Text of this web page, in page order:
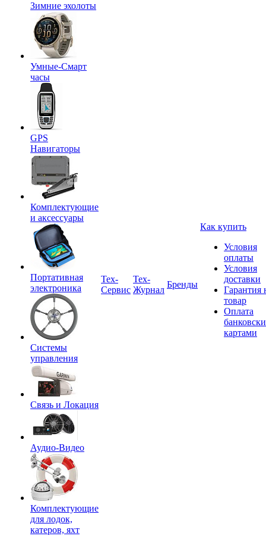
Зимние эхолоты
Умные-Смарт
часы
GPS
Навигаторы
Комплектующие
и аксессуары
Портативная
электроника
Системы
управления
Связь и Локация
Аудио-Видео
Комплектующие
для лодок,
катеров, яхт
Tex-
Сервис
Тех-
Журнал
Бренды
Как купить
Условия
оплаты
Условия
доставки
Гарантия
товар
Оплата
картами